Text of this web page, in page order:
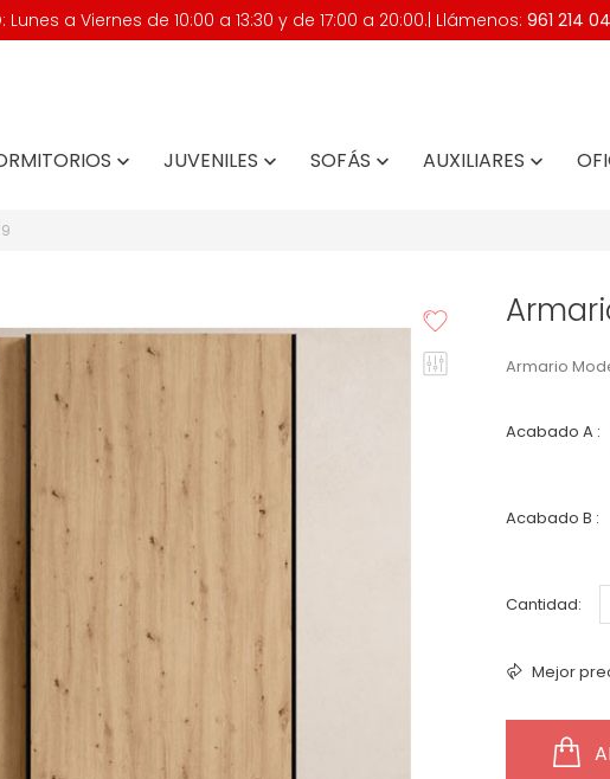
Lunes a Viernes de 10:00 a 13:30 y de 17:00 a 20:00.| Llámenos: 961 214
 JUVENILES  SOFÁS  AUXILIARES 
Armario
Acabado A :
Acabado B :
Cantidad:
Mejor